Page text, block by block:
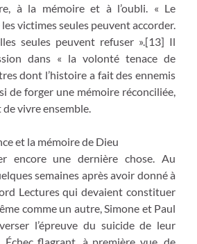
à la mémoire et à l’oubli. « Le
les victimes seules peuvent accorder.
seules peuvent refuser ».[13] Il
dans « la volonté tenace de
dont l’histoire a fait des ennemis
de forger une mémoire réconciliée,
vivre ensemble.
et la mémoire de Dieu
encore une dernière chose. Au
semaines après avoir donné à
Lectures qui devaient constituer
comme un autre, Simone et Paul
l’épreuve du suicide de leur
Échec flagrant, à première vue, de